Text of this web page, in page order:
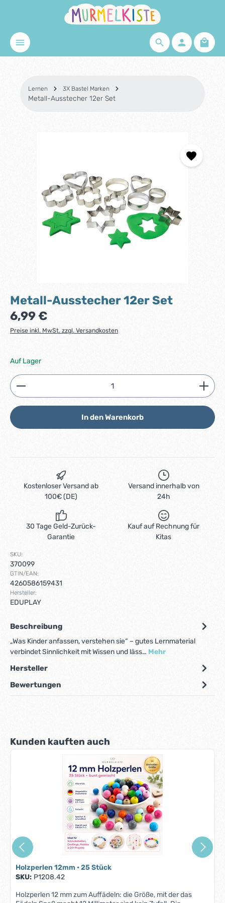
Zum Hauptinhalt springen
Lernen 3X Bastel Marken
Metall-Ausstecher 12er Set
Metall-Ausstecher 12er Set
Regulärer Preis:
6,99 €
Preise inkl. MwSt. zzgl. Versandkosten
Auf Lager
Produkt Anzahl: Gib den gewünschten Wert ein
In den Warenkorb
Kostenloser Versand ab
100€ (DE)
Versand innerhalb von
24h
30 Tage Geld-Zurück-
Garantie
Kauf auf Rechnung für
Kitas
SKU:
370099
GTIN/EAN:
4260586159431
Hersteller:
EDUPLAY
Beschreibung
„Was Kinder anfassen, verstehen sie“ – gutes Lernmaterial
verbindet Sinnlichkeit mit Wissen und läss… Mehr
Hersteller
Bewertungen
Produktgalerie überspringen
Kunden kauften auch
Holzperlen 12mm • 25 Stück
SKU: P1208.42
Holzperlen 12 mm zum Auffädeln: die Größe, mit der das